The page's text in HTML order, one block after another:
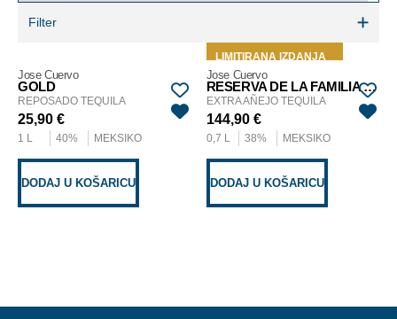
Filter
Jose Cuervo
GOLD
REPOSADO TEQUILA
25,90 €
1 L 40% MEKSIKO
DODAJ U KOŠARICU
LIMITIRANA IZDANJA
Jose Cuervo
RESERVA DE LA FAMILIA 2023
EXTRA AÑEJO TEQUILA
144,90 €
0,7 L 38% MEKSIKO
DODAJ U KOŠARICU